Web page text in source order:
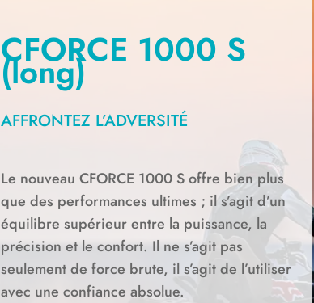
CFORCE 1000 S
(long)
AFFRONTEZ L’ADVERSITÉ
Le nouveau CFORCE 1000 S offre bien plus
que des performances ultimes ; il s’agit d’un
équilibre supérieur entre la puissance, la
précision et le confort. Il ne s’agit pas
seulement de force brute, il s’agit de l’utiliser
avec une confiance absolue.